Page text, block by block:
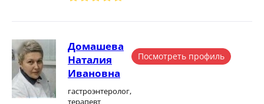
Домашева
Наталия
Ивановна
гастроэнтеролог,
терапевт
Посмотреть профиль